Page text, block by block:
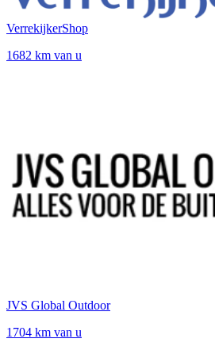
VerrekijkerShop
1682 km van u
JVS Global Outdoor
1704 km van u